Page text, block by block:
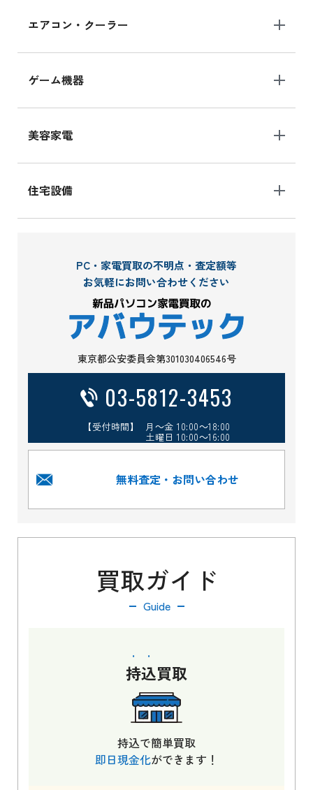
エアコン・クーラー
ゲーム機器
美容家電
住宅設備
PC・家電買取の不明点・査定額等
お気軽にお問い合わせください
東京都公安委員会第301030406546号
03-5812-3453
【受付時間】 月～金 10:00～18:00
土曜日 10:00～16:00
無料査定・お問い合わせ
買取ガイド
Guide
持込買取
持込で簡単買取
即日現金化ができます！